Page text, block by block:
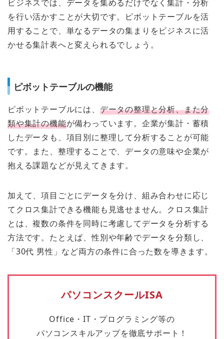
ビジネスでは、データを集めるだけでなく集計・分析
を行い活かすことが大切です。ピボットテーブルを活
用することで、単なるデータの集まりをビジネスに活
かせる集計表へと変えられるでしょう。
ピボットテーブルの機能
ピボットテーブルには、 データの整理と分析、また分
類や集計の機能が備わっています。企業が集計・蓄積
したデータも、項目別に整理して分析することが可能
です。また、整理することで、データの意味や企業が
抱える課題などが見えてきます。
加えて、項目ごとにデータを分け、組み合わせに応じ
てクロス集計できる機能も見逃せません。クロス集計
とは、複数の条件を同時に考慮してデータを分析する
方法です。たとえば、性別や年齢でデータを分類し、
「30代 男性」など両方の条件に合った数を導きます。
パソコンスクールISA
Office・IT・プログラミング等の
パソコンスキルアップを徹底サポート！